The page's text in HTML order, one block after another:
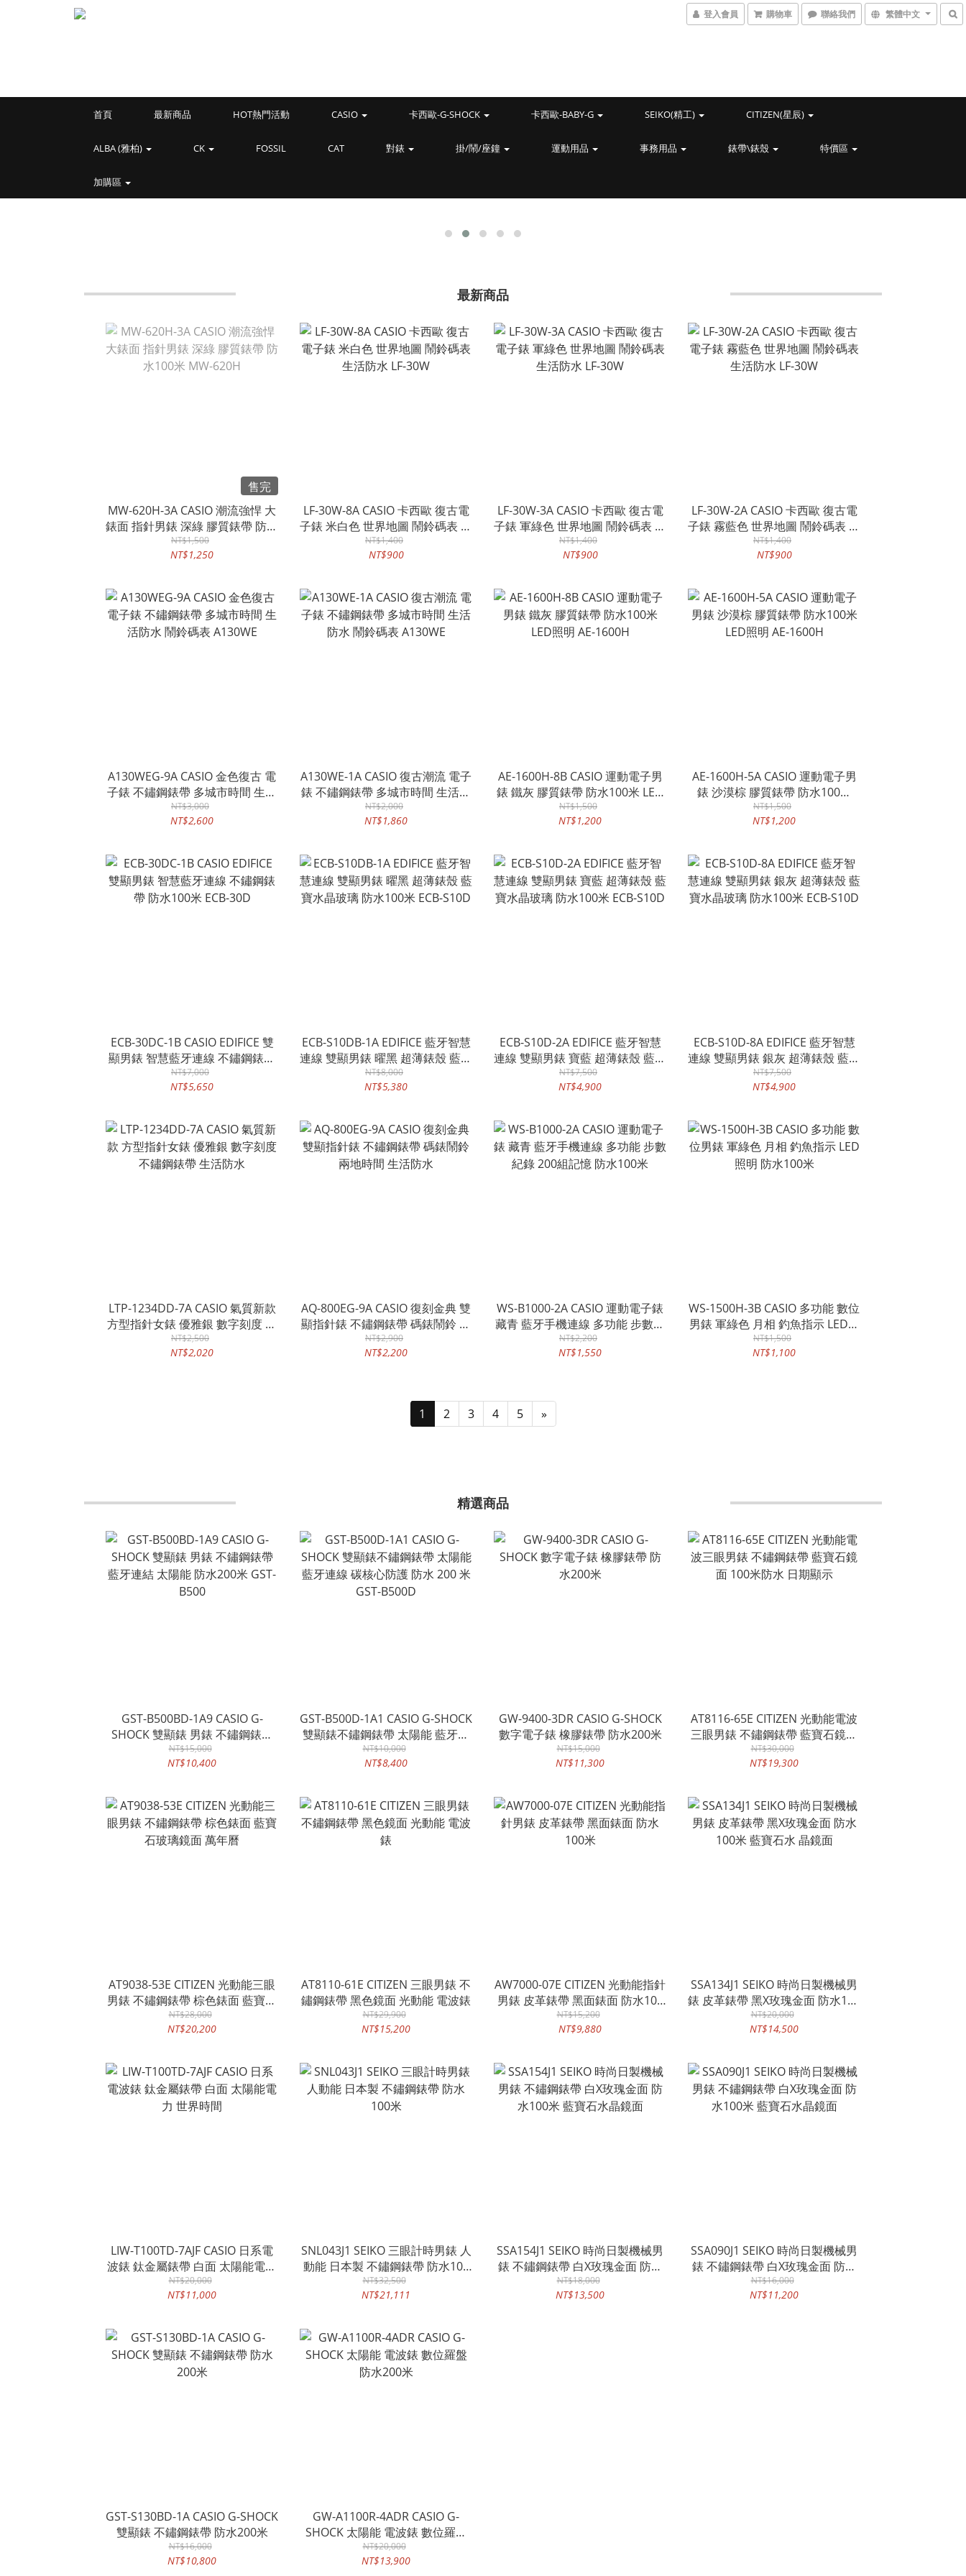
登入會員 購物車 聯絡我們 繁體中文
首頁 最新商品 HOT熱門活動 CASIO 卡西歐-G-SHOCK 卡西歐-BABY-G SEIKO(精工) CITIZEN(星辰)
ALBA (雅柏) CK FOSSIL CAT 對錶 掛/鬧/座鐘 運動用品 事務用品 錶帶\錶殼 特價區
加購區
最新商品
售完
MW-620H-3A CASIO 潮流強悍 大
錶面 指針男錶 深綠 膠質錶帶 防水
100米 MW-620H
NT$1,500
NT$1,250
LF-30W-8A CASIO 卡西歐 復古電
子錶 米白色 世界地圖 鬧鈴碼表 生
活防水 LF-30W
NT$1,400
NT$900
LF-30W-3A CASIO 卡西歐 復古電
子錶 軍綠色 世界地圖 鬧鈴碼表 生
活防水 LF-30W
NT$1,400
NT$900
LF-30W-2A CASIO 卡西歐 復古電
子錶 霧藍色 世界地圖 鬧鈴碼表 生
活防水 LF-30W
NT$1,400
NT$900
A130WEG-9A CASIO 金色復古 電
子錶 不鏽鋼錶帶 多城市時間 生活
防水 鬧鈴碼表 A130WE
NT$3,000
NT$2,600
A130WE-1A CASIO 復古潮流 電子
錶 不鏽鋼錶帶 多城市時間 生活防
水 鬧鈴碼表 A130WE
NT$2,000
NT$1,860
AE-1600H-8B CASIO 運動電子男
錶 鐵灰 膠質錶帶 防水100米 LED
照明 AE-1600H
NT$1,500
NT$1,200
AE-1600H-5A CASIO 運動電子男
錶 沙漠棕 膠質錶帶 防水100米
LED照明 AE-1600H
NT$1,500
NT$1,200
ECB-30DC-1B CASIO EDIFICE 雙
顯男錶 智慧藍牙連線 不鏽鋼錶帶
防水100米 ECB-30D
NT$7,000
NT$5,650
ECB-S10DB-1A EDIFICE 藍牙智慧
連線 雙顯男錶 曜黑 超薄錶殼 藍寶
水晶玻璃 防水100米 ECB-S10D
NT$8,000
NT$5,380
ECB-S10D-2A EDIFICE 藍牙智慧
連線 雙顯男錶 寶藍 超薄錶殼 藍寶
水晶玻璃 防水100米 ECB-S10D
NT$7,500
NT$4,900
ECB-S10D-8A EDIFICE 藍牙智慧
連線 雙顯男錶 銀灰 超薄錶殼 藍寶
水晶玻璃 防水100米 ECB-S10D
NT$7,500
NT$4,900
LTP-1234DD-7A CASIO 氣質新款
方型指針女錶 優雅銀 數字刻度 不
鏽鋼錶帶 生活防水
NT$2,500
NT$2,020
AQ-800EG-9A CASIO 復刻金典 雙
顯指針錶 不鏽鋼錶帶 碼錶鬧鈴 兩
地時間 生活防水
NT$2,900
NT$2,200
WS-B1000-2A CASIO 運動電子錶
藏青 藍牙手機連線 多功能 步數紀
錄 200組記憶 防水100米
NT$2,200
NT$1,550
WS-1500H-3B CASIO 多功能 數位
男錶 軍綠色 月相 釣魚指示 LED照
明 防水100米
NT$1,500
NT$1,100
1 2 3 4 5 »
精選商品
GST-B500BD-1A9 CASIO G-
SHOCK 雙顯錶 男錶 不鏽鋼錶帶
藍牙連結 太陽能 防水200米 GST-
B500
NT$15,000
NT$10,400
GST-B500D-1A1 CASIO G-SHOCK
雙顯錶不鏽鋼錶帶 太陽能 藍牙連
線 碳核心防護 防水 200 米 GST-
B500D
NT$10,000
NT$8,400
GW-9400-3DR CASIO G-SHOCK
數字電子錶 橡膠錶帶 防水200米
NT$15,000
NT$11,300
AT8116-65E CITIZEN 光動能電波
三眼男錶 不鏽鋼錶帶 藍寶石鏡面
100米防水 日期顯示
NT$30,000
NT$19,300
AT9038-53E CITIZEN 光動能三眼
男錶 不鏽鋼錶帶 棕色錶面 藍寶石
玻璃鏡面 萬年曆
NT$28,000
NT$20,200
AT8110-61E CITIZEN 三眼男錶 不
鏽鋼錶帶 黑色鏡面 光動能 電波錶
NT$29,900
NT$15,200
AW7000-07E CITIZEN 光動能指針
男錶 皮革錶帶 黑面錶面 防水100
米
NT$15,200
NT$9,880
SSA134J1 SEIKO 時尚日製機械男
錶 皮革錶帶 黑X玫瑰金面 防水100
米 藍寶石水 晶鏡面
NT$20,000
NT$14,500
LIW-T100TD-7AJF CASIO 日系電
波錶 鈦金屬錶帶 白面 太陽能電力
世界時間
NT$20,000
NT$11,000
SNL043J1 SEIKO 三眼計時男錶 人
動能 日本製 不鏽鋼錶帶 防水100
米
NT$32,500
NT$21,111
SSA154J1 SEIKO 時尚日製機械男
錶 不鏽鋼錶帶 白X玫瑰金面 防水
100米 藍寶石水晶鏡面
NT$18,000
NT$13,500
SSA090J1 SEIKO 時尚日製機械男
錶 不鏽鋼錶帶 白X玫瑰金面 防水
100米 藍寶石水晶鏡面
NT$16,000
NT$11,200
GST-S130BD-1A CASIO G-SHOCK
雙顯錶 不鏽鋼錶帶 防水200米
NT$16,000
NT$10,800
GW-A1100R-4ADR CASIO G-
SHOCK 太陽能 電波錶 數位羅盤
防水200米
NT$20,000
NT$13,900